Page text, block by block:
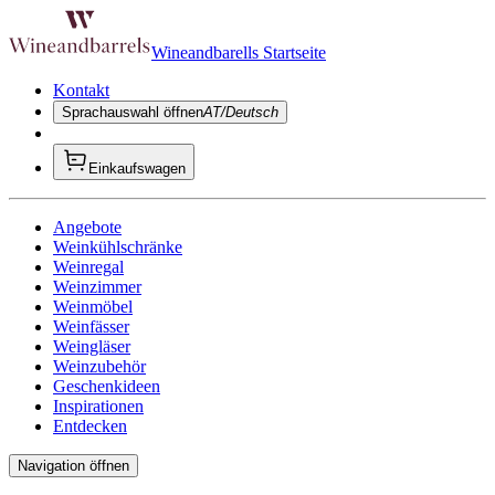
Wineandbarells Startseite
Kontakt
Sprachauswahl öffnenAT/Deutsch
Einkaufswagen
Angebote
Weinkühlschränke
Weinregal
Weinzimmer
Weinmöbel
Weinfässer
Weingläser
Weinzubehör
Geschenkideen
Inspirationen
Entdecken
Navigation öffnen